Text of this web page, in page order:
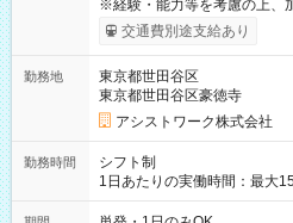
※経験・能力等を考慮の上、加給
間】試用期間なし
交通費別途支給あり
勤務地
東京都世田谷区
東京都世田谷区豪徳寺
アシストワーク株式会社
勤務時間
シフト制
1日あたりの実働時間：最大
勤務 勤務：月・水・金 休み：火・木・
可能です！ ※1日あたりの最大実働時間は日勤、夜勤共に勤務し